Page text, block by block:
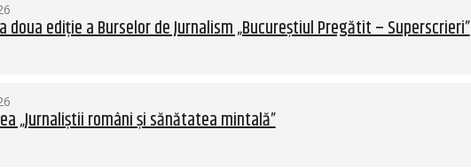
doua ediție a Burselor de Jurnalism „Bucureștiul Pregătit – Superscrieri”
„Jurnaliștii români și sănătatea mintală”